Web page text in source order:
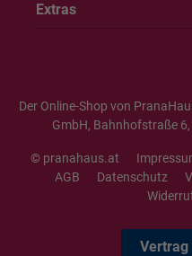
Extras
Der Online-Shop von
GmbH, Bahnhofstraße
© pranahaus.at
AGB
Datenschutz